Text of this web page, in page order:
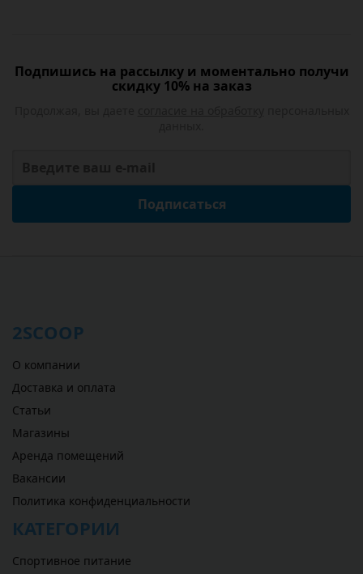
Подпишись на рассылку и моментально получи
скидку 10% на заказ
Подписаться
2SCOOP
О компании
Доставка и оплата
Статьи
Магазины
Аренда помещений
Вакансии
Политика конфиденциальности
КАТЕГОРИИ
Спортивное питание